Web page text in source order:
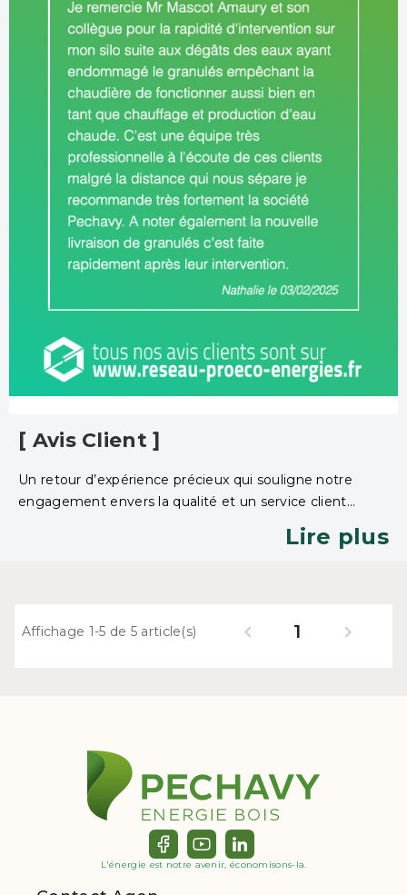
[ Avis Client ]
Un retour d’expérience précieux qui souligne notre
engagement envers la qualité et un service client
Lire plus
Affichage 1-5 de 5 article(s)  1 
L'énergie est notre avenir, économisons-la.